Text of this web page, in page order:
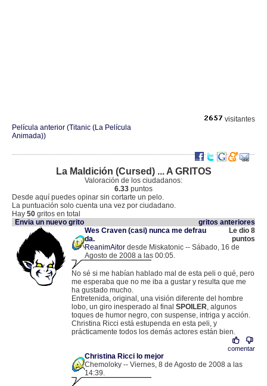
visitantes
Película anterior (Titanic (La Película
Animada))
La Maldición (Cursed) ... A GRITOS
Valoración de los ciudadanos:
6.33 puntos
Desde aquí puedes opinar sin cortarte un pelo.
La puntuación solo cuenta una vez por ciudadano.
Hay 50 gritos en total
Envia un nuevo grito
gritos anteriores
Wes Craven (casi) nunca me defrau
da.
Le dio 8
puntos
ReanimAitor desde Miskatonic -- Sábado, 16 de
Agosto de 2008 a las 00:05.
No sé si me habían hablado mal de esta peli o qué, pero
me esperaba que no me iba a gustar y resulta que me
ha gustado mucho.
Entretenida, original, una visión diferente del hombre
lobo, un giro inesperado al final SPOILER, algunos
toques de humor negro, con suspense, intriga y acción.
Christina Ricci está estupenda en esta peli, y
prácticamente todos los demás actores están bien.
comentar
Christina Ricci lo mejor
Chemoloky -- Viernes, 8 de Agosto de 2008 a las
14:39.